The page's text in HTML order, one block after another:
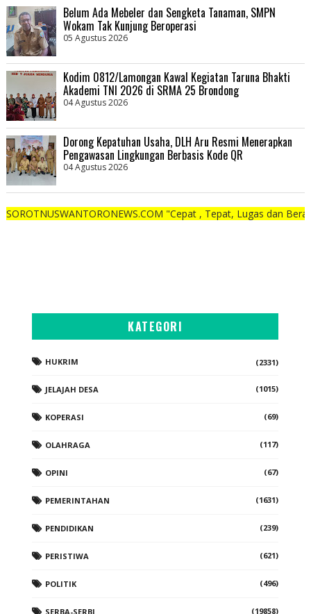
Belum Ada Mebeler dan Sengketa Tanaman, SMPN
Wokam Tak Kunjung Beroperasi
05 Agustus 2026
Kodim 0812/Lamongan Kawal Kegiatan Taruna Bhakti
Akademi TNI 2026 di SRMA 25 Brondong
04 Agustus 2026
Dorong Kepatuhan Usaha, DLH Aru Resmi Menerapkan
Pengawasan Lingkungan Berbasis Kode QR
04 Agustus 2026
"Cepat , Tepat, Lugas dan Berani"
KATEGORI
HUKRIM (2331)
JELAJAH DESA (1015)
KOPERASI (69)
OLAHRAGA (117)
OPINI (67)
PEMERINTAHAN (1631)
PENDIDIKAN (239)
PERISTIWA (621)
POLITIK (496)
SERBA-SERBI (19858)